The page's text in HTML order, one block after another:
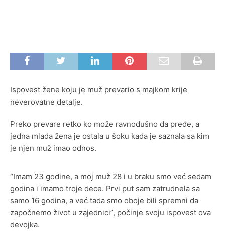
Ispovest žene koju je muž prevario s majkom krije
neverovatne detalje.
Preko prevare retko ko može ravnodušno da pređe, a
jedna mlada žena je ostala u šoku kada je saznala sa kim
je njen muž imao odnos.
“Imam 23 godine, a moj muž 28 i u braku smo već sedam
godina i imamo troje dece. Prvi put sam zatrudnela sa
samo 16 godina, a već tada smo oboje bili spremni da
započnemo život u zajednici”, počinje svoju ispovest ova
devojka.